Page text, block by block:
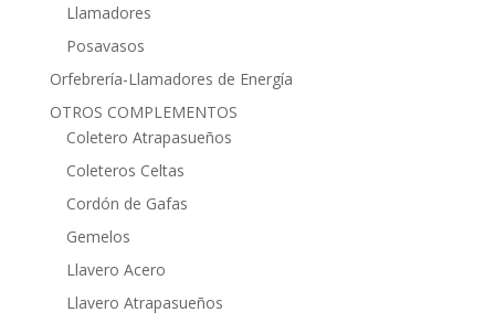
Llamadores
Posavasos
Orfebrería-Llamadores de Energía
OTROS COMPLEMENTOS
Coletero Atrapasueños
Coleteros Celtas
Cordón de Gafas
Gemelos
Llavero Acero
Llavero Atrapasueños